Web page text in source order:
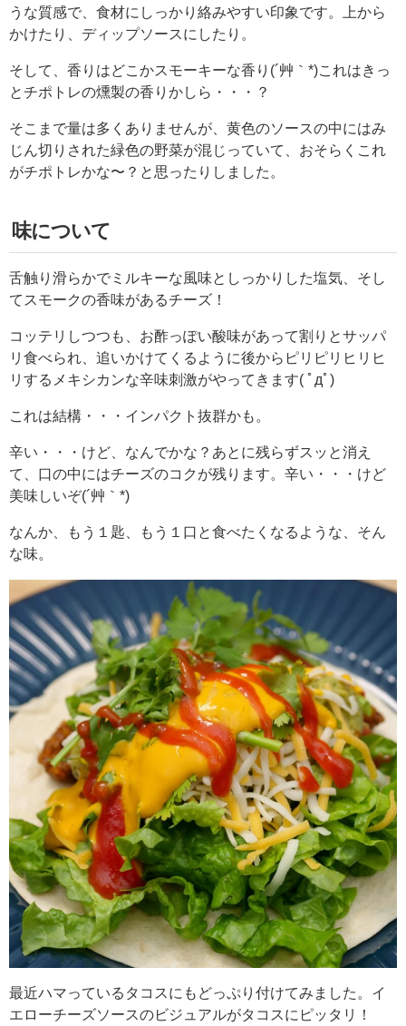
うな質感で、食材にしっかり絡みやすい印象です。上から
かけたり、ディップソースにしたり。
そして、香りはどこかスモーキーな香り(´艸｀*)これはきっ
とチポトレの燻製の香りかしら・・・？
そこまで量は多くありませんが、黄色のソースの中にはみ
じん切りされた緑色の野菜が混じっていて、おそらくこれ
がチポトレかな〜？と思ったりしました。
味について
舌触り滑らかでミルキーな風味としっかりした塩気、そし
てスモークの香味があるチーズ！
コッテリしつつも、お酢っぽい酸味があって割りとサッパ
リ食べられ、追いかけてくるように後からピリピリヒリヒ
リするメキシカンな辛味刺激がやってきます( ﾟдﾟ)
これは結構・・・インパクト抜群かも。
辛い・・・けど、なんでかな？あとに残らずスッと消え
て、口の中にはチーズのコクが残ります。辛い・・・けど
美味しいぞ(´艸｀*)
なんか、もう１匙、もう１口と食べたくなるような、そん
な味。
最近ハマっているタコスにもどっぷり付けてみました。イ
エローチーズソースのビジュアルがタコスにピッタリ！